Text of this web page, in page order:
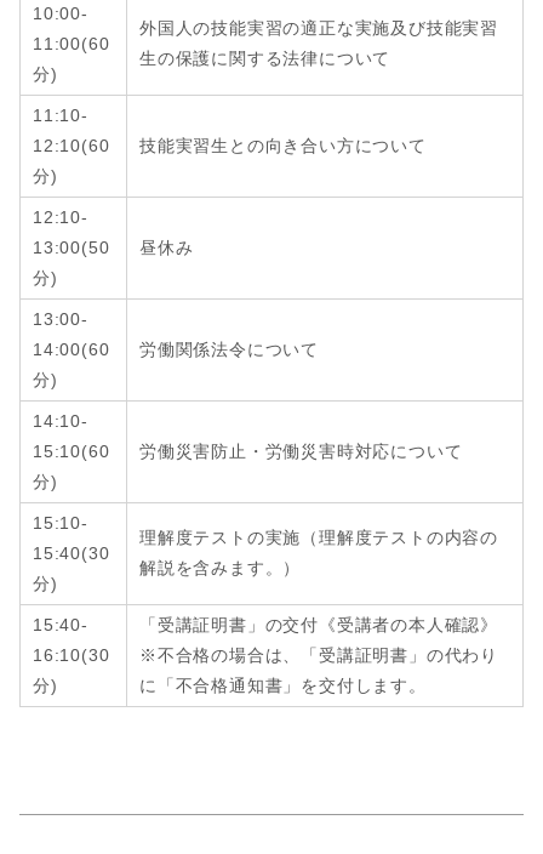
10:00-
11:00(60
分)
外国人の技能実習の適正な実施及び技能実習
生の保護に関する法律について
11:10-
12:10(60
分)
技能実習生との向き合い方について
12:10-
13:00(50
分)
昼休み
13:00-
14:00(60
分)
労働関係法令について
14:10-
15:10(60
分)
労働災害防止・労働災害時対応について
15:10-
15:40(30
分)
理解度テストの実施（理解度テストの内容の
解説を含みます。）
15:40-
16:10(30
分)
「受講証明書」の交付《受講者の本人確認》
※不合格の場合は、「受講証明書」の代わり
に「不合格通知書」を交付します。